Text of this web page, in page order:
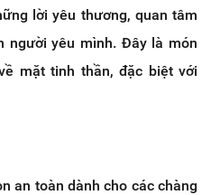
lời yêu thương, quan tâm
người yêu mình. Đây là món
mặt tinh thần, đặc biệt với
an toàn dành cho các chàng